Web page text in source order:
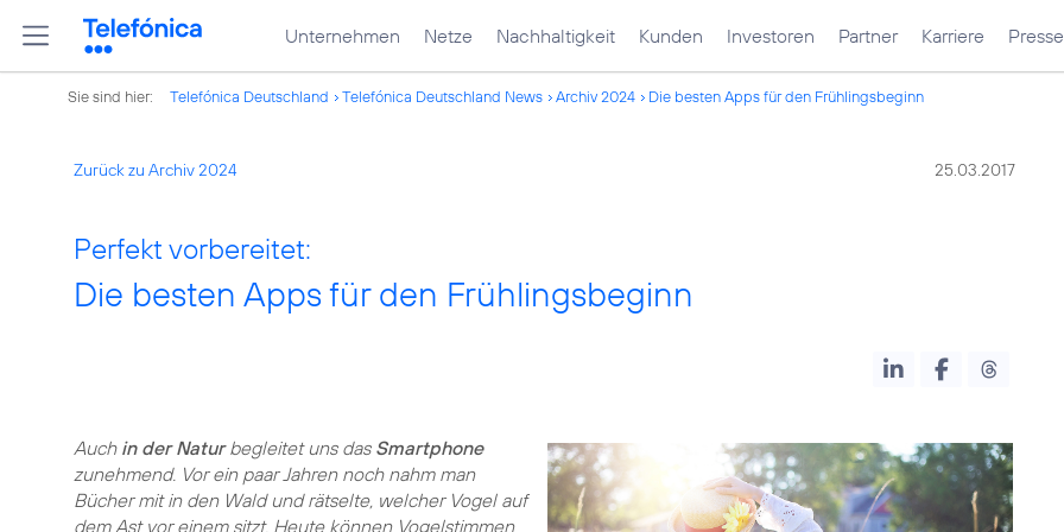
Unternehmen Netze Nachhaltigkeit Kunden Investoren Partner Karriere Presse
Sie sind hier: Telefónica Deutschland Telefónica Deutschland News Archiv 2024 Die besten Apps für den Frühlingsbeginn
Zurück zu Archiv 2024 25.03.2017
Perfekt vorbereitet:
Die besten Apps für den Frühlingsbeginn
Auch in der Naturbegleitet uns das Smartphone
zunehmend. Vor ein paar Jahren noch nahm man
Bücher mit in den Wald und rätselte, welcher Vogel auf
dem Ast vor einem sitzt. Heute können Vogelstimmen